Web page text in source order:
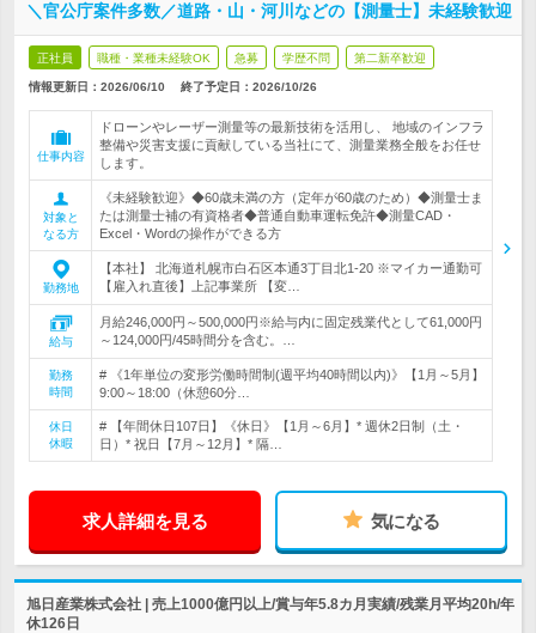
＼官公庁案件多数／道路・山・河川などの【測量士】未経験歓迎
正社員 職種・業種未経験OK 急募 学歴不問 第二新卒歓迎
情報更新日：2026/06/10 終了予定日： 2026/10/26
仕事内容
ドローンやレーザー測量等の最新技術を活用し、 地域のインフラ
整備や災害支援に貢献している当社にて、測量業務全般をお任せ
します。
対象と
なる方
《未経験歓迎》◆60歳未満の方（定年が60歳のため）◆測量士ま
たは測量士補の有資格者◆普通自動車運転免許◆測量CAD・
Excel・Wordの操作ができる方
勤務地
【本社】 北海道札幌市白石区本通3丁目北1-20 ※マイカー通勤可
【雇入れ直後】上記事業所 【変…
給与
月給246,000円～500,000円※給与内に固定残業代として61,000円
～124,000円/45時間分を含む。…
勤務
時間
# 《1年単位の変形労働時間制(週平均40時間以内)》【1月～5月】
9:00～18:00（休憩60分…
休日
休暇
# 【年間休日107日】《休日》【1月～6月】* 週休2日制（土・
日）* 祝日【7月～12月】* 隔…
求人詳細を見る 気になる
旭日産業株式会社 | 売上1000億円以上/賞与年5.8カ月実績/残業月平均20h/年
休126日